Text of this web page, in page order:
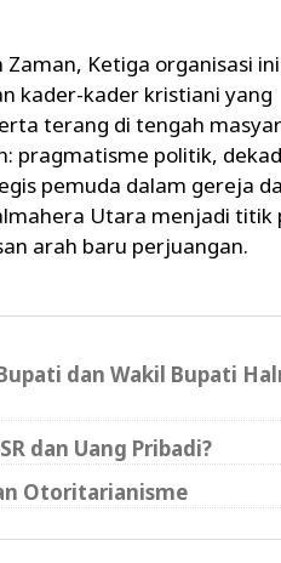
Ketiga organisasi
kader-kader kristiani yang
terang di tengah
pragmatisme politik,
pemuda dalam gereja
Utara menjadi titik
arah baru perjuangan.
dan Wakil Bupati
dan Uang Pribadi?
Otoritarianisme